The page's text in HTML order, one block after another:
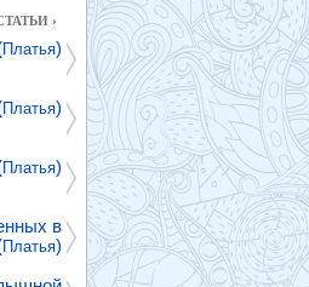
›
Платья)
Платья)
Платья)
в
Платья)